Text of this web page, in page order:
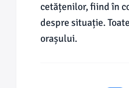
cetățenilor, fiind în
despre situație.
orașului.